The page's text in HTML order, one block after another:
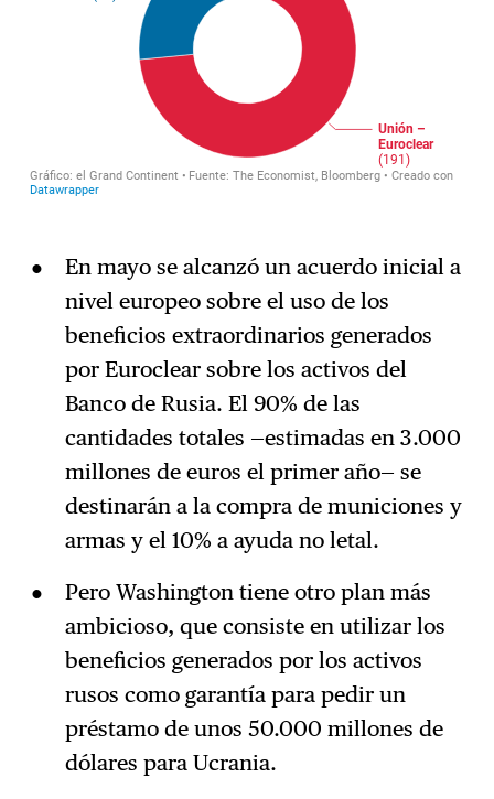
En mayo se alcanzó un acuerdo inicial a
nivel europeo sobre el uso de los
beneficios extraordinarios generados
por Euroclear sobre los activos del
Banco de Rusia. El 90% de las
cantidades totales —estimadas en 3.000
millones de euros el primer año— se
destinarán a la compra de municiones y
armas y el 10% a ayuda no letal.
Pero Washington tiene otro plan más
ambicioso, que consiste en utilizar los
beneficios generados por los activos
rusos como garantía para pedir un
préstamo de unos 50.000 millones de
dólares para Ucrania.